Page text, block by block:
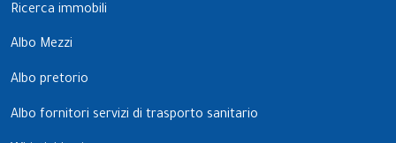
Ricerca immobili
Albo Mezzi
Albo pretorio
Albo fornitori servizi di trasporto sanitario